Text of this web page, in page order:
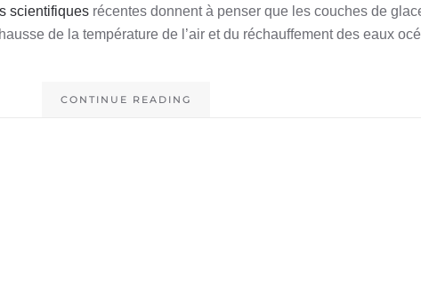
scientifiques récentes donnent à penser que les couches de
de la température de l’air et du réchauffement des eaux
CONTINUE READING